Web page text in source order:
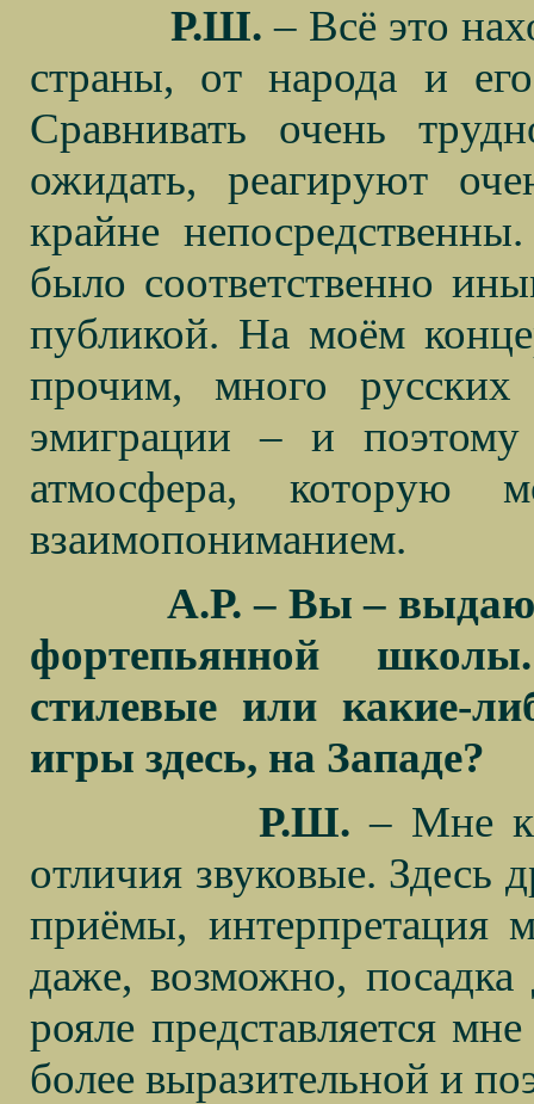
Р.Ш. – Всё это
страны, от народа и
Сравнивать очень
ожидать, реагируют
крайне
было соответственно
публикой. На моём
прочим, много
эмиграции – и поэтому
атмосфера, которую
взаимопониманием.
А.Р. – Вы –
фортепьянной
стилевые или какие-
игры здесь, на Западе?
Р.Ш.– Мне
отличия звуковые. Здесь
приёмы, интерпретация
даже, возможно,
рояле представляется
более выразительной и